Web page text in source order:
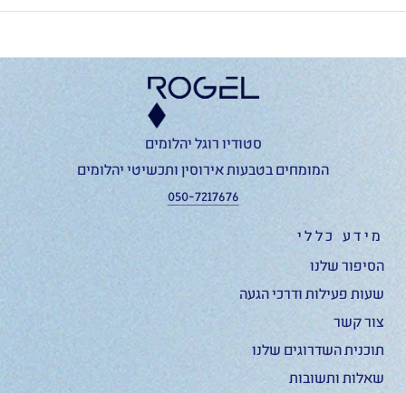
סטודיו רוגל יהלומים
המומחים בטבעות אירוסין ותכשיטי יהלומים
050-7217676
מידע כללי
הסיפור שלנו
שעות פעילות ודרכי הגעה
צור קשר
תוכנית השדרוגים שלנו
שאלות ותשובות